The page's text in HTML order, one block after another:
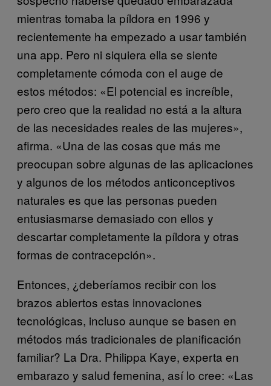
mientras tomaba la píldora en 1996 y
recientemente ha empezado a usar también
una app. Pero ni siquiera ella se siente
completamente cómoda con el auge de
estos métodos: «El potencial es increíble,
pero creo que la realidad no está a la altura
de las necesidades reales de las mujeres»,
afirma. «Una de las cosas que más me
preocupan sobre algunas de las aplicaciones
y algunos de los métodos anticonceptivos
naturales es que las personas pueden
entusiasmarse demasiado con ellos y
descartar completamente la píldora y otras
formas de contracepción».
Entonces, ¿deberíamos recibir con los
brazos abiertos estas innovaciones
tecnológicas, incluso aunque se basen en
métodos más tradicionales de planificación
familiar? La Dra. Philippa Kaye, experta en
embarazo y salud femenina, así lo cree: «Las